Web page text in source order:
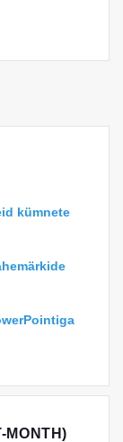
kümnete
MONTH)